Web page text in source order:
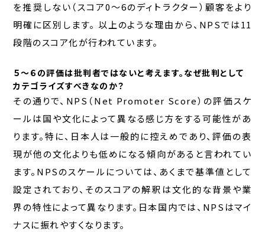
を推奨しない（スコア0～6のディトラクター）顧客をより
明確に区別します。 以上のような理由から、NPSでは11
段階のスコア化が行われています。
５〜６の評価は批判者ではないと考えます。なぜ批判として
カテゴライズすべきなのか？
その通りで、NPS（Net Promoter Score）の評価スケ
ールは国や文化によって異なる感じ方をする可能性があ
ります。特に、日本人は一般的に控えめであり、評価の表
現が他の文化よりも低めになる傾向があると言われてい
ます。NPSのスケールについては、あくまで基準値として
設定されており、そのスコアの解釈は文化的な背景や業
界の特性によって異なります。日本国内では、NPSはマイ
ナスに振れやすくなります。